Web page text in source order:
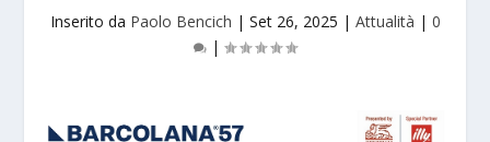
Inserito da Paolo Bencich | Set 26, 2025 | Attualità | 0
|